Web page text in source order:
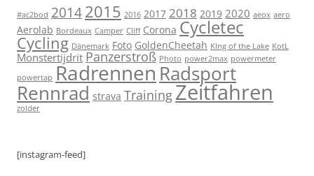
#ac2bod 20142015 2016 2017 2018 2019 2020 aeox aero
Aerolab Bordeaux Camper Cliff Corona Cycletec
Cycling Dänemark Foto GoldenCheetah KIng of the Lake KotL
MonstertijdritPanzerstroß Photo power2max powermeter
powertap Radrennen Radsport
Rennrad strava TrainingZeitfahren
zolder
[instagram-feed]